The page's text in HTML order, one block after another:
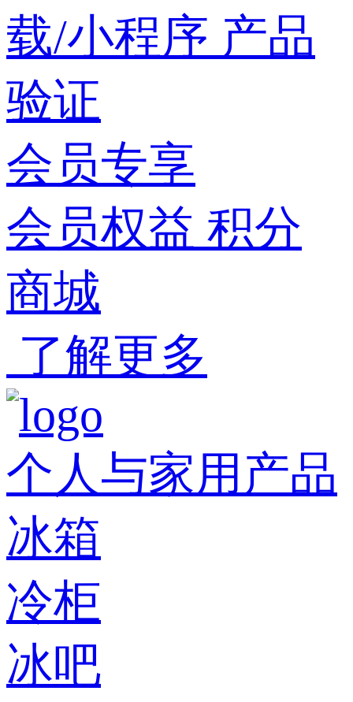
载/小程序 产品
验证
会员专享
会员权益 积分
商城
了解更多
个人与家用产品
冰箱
冷柜
冰吧